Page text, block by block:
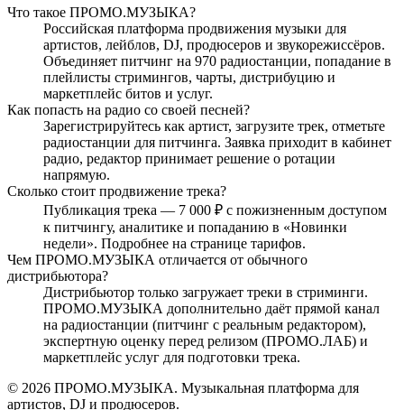
Что такое ПРОМО.МУЗЫКА?
Российская платформа продвижения музыки для
артистов, лейблов, DJ, продюсеров и звукорежиссёров.
Объединяет питчинг на 970 радиостанции, попадание в
плейлисты стримингов, чарты, дистрибуцию и
маркетплейс битов и услуг.
Как попасть на радио со своей песней?
Зарегистрируйтесь как артист, загрузите трек, отметьте
радиостанции для питчинга. Заявка приходит в кабинет
радио, редактор принимает решение о ротации
напрямую.
Сколько стоит продвижение трека?
Публикация трека — 7 000 ₽ с пожизненным доступом
к питчингу, аналитике и попаданию в «Новинки
недели». Подробнее на странице тарифов.
Чем ПРОМО.МУЗЫКА отличается от обычного
дистрибьютора?
Дистрибьютор только загружает треки в стриминги.
ПРОМО.МУЗЫКА дополнительно даёт прямой канал
на радиостанции (питчинг с реальным редактором),
экспертную оценку перед релизом (ПРОМО.ЛАБ) и
маркетплейс услуг для подготовки трека.
© 2026 ПРОМО.МУЗЫКА. Музыкальная платформа для
артистов, DJ и продюсеров.